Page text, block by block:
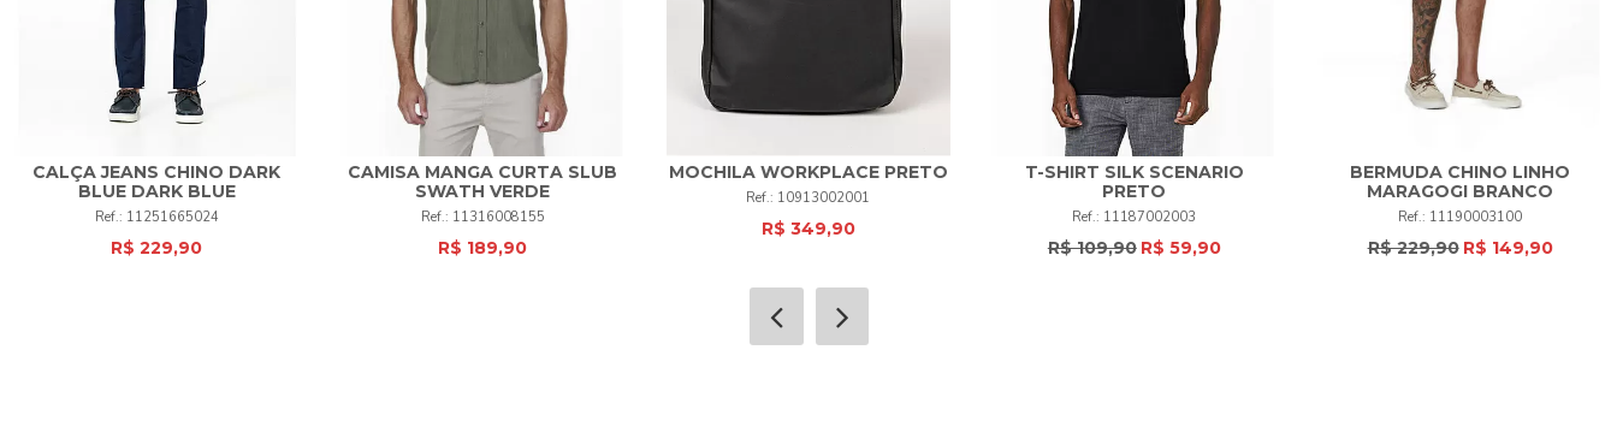
38 40 42 44 48 50
52 +
CALÇA JEANS CHINO DARK
BLUE DARK BLUE
11251665024
R$ 229,90
2 3 4 5 6
COMPRAR
CAMISA MANGA CURTA SLUB
SWATH VERDE
11316008155
R$ 189,90
UNI +
MOCHILA WORKPLACE PRETO
10913002001
R$ 349,90
M
COMPRAR
T-SHIRT SILK SCENARIO
PRETO
11187002003
R$ 109,90 R$ 59,90
40 42 44 46 48 50
52 +
BERMUDA CHINO LINHO
MARAGOGI BRANCO
11190003100
R$ 229,90 R$ 149,90